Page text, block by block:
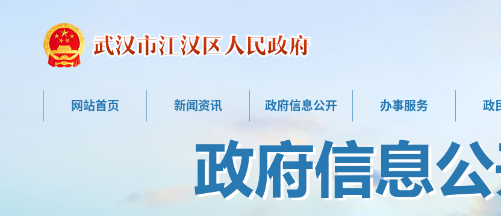
网站首页 新闻资讯 政府信息公开 办事服务 政